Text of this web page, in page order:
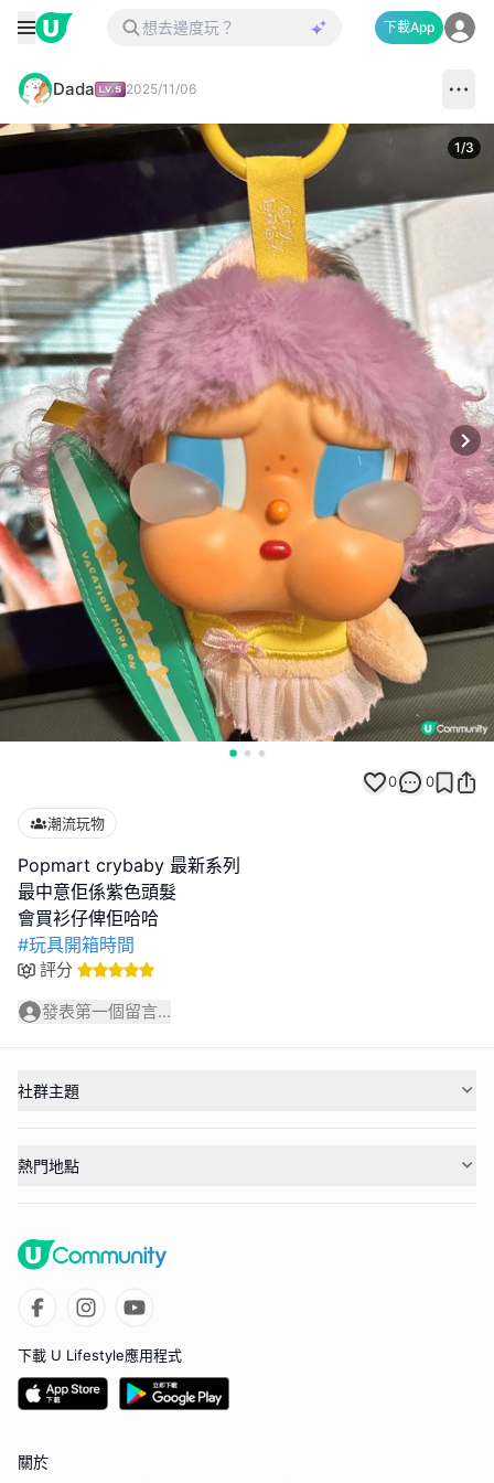
下載App
Dada 2025/11/06
1/3
0 0
潮流玩物
Popmart crybaby 最新系列
最中意佢係紫色頭髮
#玩具開箱時間
評分
發表第一個留言...
社群主題
熱門地點
下載 U Lifestyle應用程式
關於